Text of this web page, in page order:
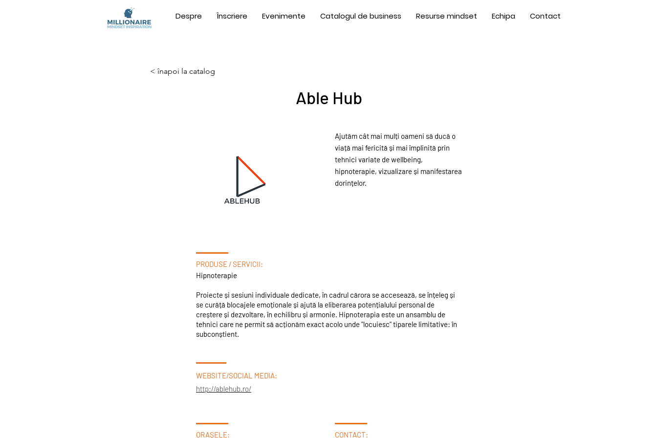
Despre Înscriere Evenimente Catalogul de business Resurse mindset Echipa Contact
< înapoi la catalog
Able Hub
Ajutăm cât mai mulți oameni să ducă o
viață mai fericită și mai împlinită prin
tehnici variate de wellbeing,
hipnoterapie, vizualizare și manifestarea
dorințelor.
PRODUSE / SERVICII:
Hipnoterapie
Proiecte și sesiuni individuale dedicate, în cadrul cărora se accesează, se înțeleg și
se curăță blocajele emoționale și ajută la eliberarea potențialului personal de
creștere și dezvoltare, în echilibru și armonie. Hipnoterapia este un ansamblu de
tehnici care ne permit să acționăm exact acolo unde "locuiesc" tiparele limitative: în
subconștient.
WEBSITE/SOCIAL MEDIA:
http://ablehub.ro/
ORAȘELE:
CONTACT: